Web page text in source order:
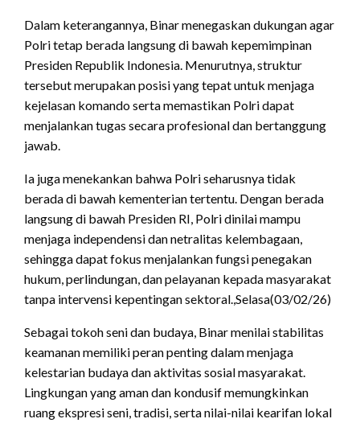
Dalam keterangannya, Binar menegaskan dukungan agar
Polri tetap berada langsung di bawah kepemimpinan
Presiden Republik Indonesia. Menurutnya, struktur
tersebut merupakan posisi yang tepat untuk menjaga
kejelasan komando serta memastikan Polri dapat
menjalankan tugas secara profesional dan bertanggung
jawab.
Ia juga menekankan bahwa Polri seharusnya tidak
berada di bawah kementerian tertentu. Dengan berada
langsung di bawah Presiden RI, Polri dinilai mampu
menjaga independensi dan netralitas kelembagaan,
sehingga dapat fokus menjalankan fungsi penegakan
hukum, perlindungan, dan pelayanan kepada masyarakat
tanpa intervensi kepentingan sektoral.,Selasa(03/02/26)
Sebagai tokoh seni dan budaya, Binar menilai stabilitas
keamanan memiliki peran penting dalam menjaga
kelestarian budaya dan aktivitas sosial masyarakat.
Lingkungan yang aman dan kondusif memungkinkan
ruang ekspresi seni, tradisi, serta nilai-nilai kearifan lokal